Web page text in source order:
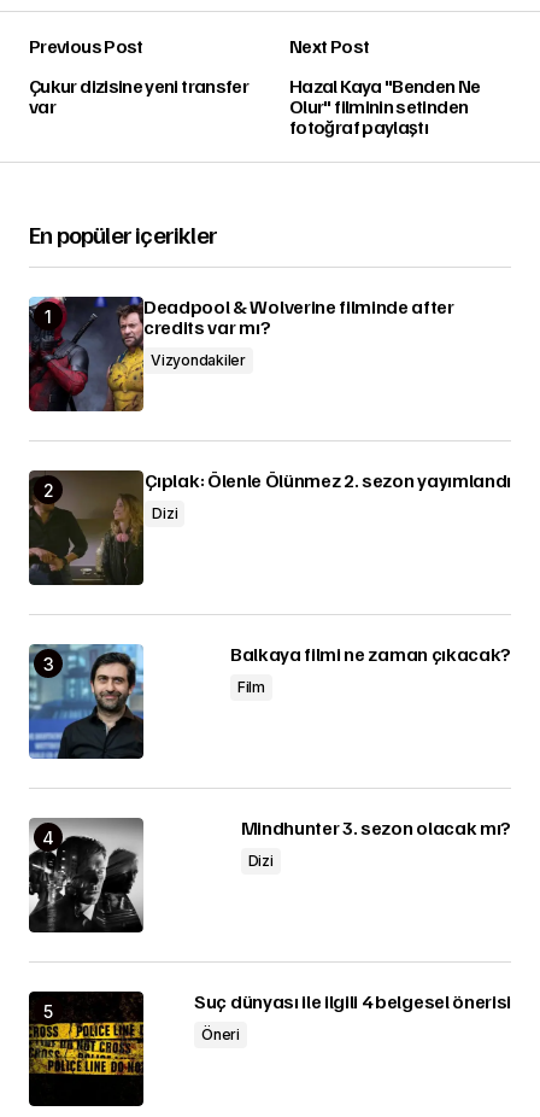
Previous Post
Çukur dizisine yeni transfer
var
Next Post
Hazal Kaya "Benden Ne
Olur" filminin setinden
fotoğraf paylaştı
En popüler içerikler
Deadpool & Wolverine filminde after
credits var mı?
Vizyondakiler
Çıplak: Ölenle Ölünmez 2. sezon yayımlandı
Dizi
Balkaya filmi ne zaman çıkacak?
Film
Mindhunter 3. sezon olacak mı?
Dizi
Suç dünyası ile ilgili 4 belgesel önerisi
Öneri